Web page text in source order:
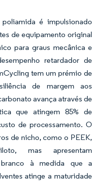
é impulsionado
de equipamento original
para graus mecânica e
retardador de
tem um prémio de
de margem aos
avança através de
que atingem 85% de
de processamento. O
de nicho, como o PEEK,
mas apresentam
à medida que a
atinge a maturidade